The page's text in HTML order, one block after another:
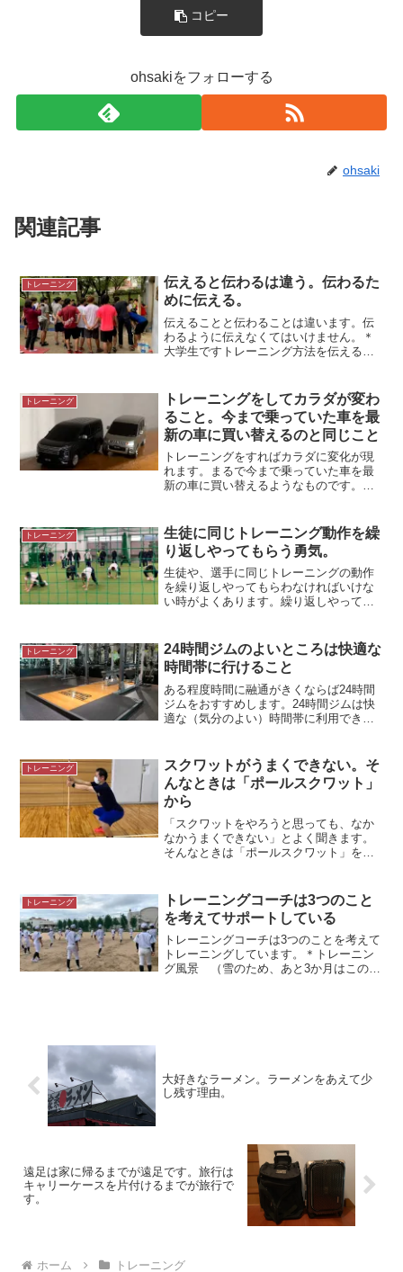
コピー
ohsakiをフォローする
ohsaki
関連記事
トレーニング
伝えると伝わるは違う。伝わるた
めに伝える。
伝えることと伝わることは違います。伝
わるように伝えなくてはいけません。＊
大学生ですトレーニング方法を伝えるト
す。先日、新しくサポートが始まった高
校で、ウエイトトレーニン...
トレーニング
トレーニングをしてカラダが変わ
ること。今まで乗っていた車を最
新の車に買い替えるのと同じこと
トレーニングをすればカラダに変化が現
れます。まるで今まで乗っていた車を最
新の車に買い替えるようなものです。＊
してもらえるのが代車です。代車（新し
い車）を運転すると慣...
トレーニング
生徒に同じトレーニング動作を繰
り返しやってもらう勇気。
生徒や、選手に同じトレーニングの動作
を繰り返しやってもらわなければいけな
い時がよくあります。繰り返しやって、
を言う。何回も同じ動作をしてもらう。
これは私にとっては勇気が...
トレーニング
24時間ジムのよいところは快適な
時間帯に行けること
ある程度時間に融通がきくならば24時間
ジムをおすすめします。24時間ジムは快
適な（気分のよい）時間帯に利用できる
トレーニングできるのはうれしいことで
す。決まった時間帯...
トレーニング
スクワットがうまくできない。そ
んなときは「ポールスクワット」
から
「スクワットをやろうと思っても、なか
なかうまくできない」とよく聞きます。
そんなときは「ポールスクワット」をお
るのがスクワットの魅力です。しかし
「うまくできない」ともよく...
トレーニング
トレーニングコーチは3つのこと
を考えてサポートしている
トレーニングコーチは3つのことを考えて
トレーニングしています。＊トレーニン
グ風景 （雪のため、あと3か月はこの風
大好きなラーメン。ラーメンをあえて少
し残す理由。
遠足は家に帰るまでが遠足です。旅行は
キャリーケースを片付けるまでが旅行で
す。
ホーム トレーニング